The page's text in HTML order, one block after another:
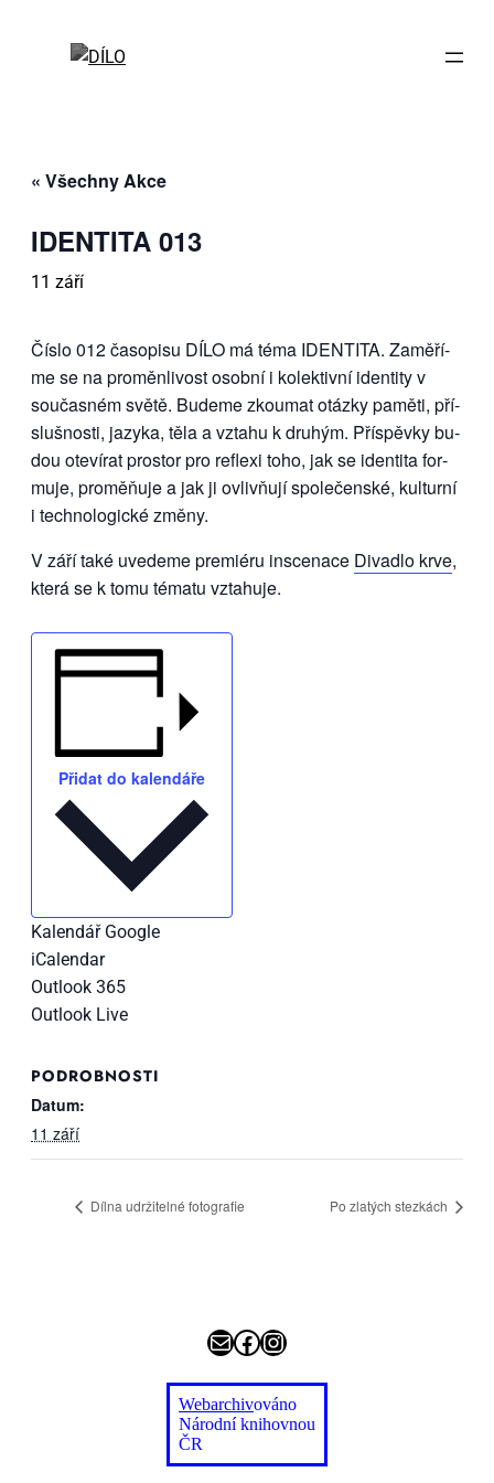
« Všechny Akce
IDEN­TI­TA 013
11 září
Čís­lo 012 ča­so­pi­su DÍ­LO má té­ma IDEN­TI­TA. Za­mě­ří­
me se na pro­měn­li­vost osob­ní i ko­lek­tiv­ní iden­ti­ty v
sou­čas­ném svě­tě. Bu­de­me zkou­mat otáz­ky pa­mě­ti, pří­
sluš­nos­ti, ja­zy­ka, tě­la a vzta­hu k dru­hým. Pří­spěv­ky bu­
dou ote­ví­rat pro­stor pro re­fle­xi to­ho, jak se iden­ti­ta for­
mu­je, pro­mě­ňu­je a jak ji ovliv­ňu­jí spo­le­čen­ské, kul­tur­ní
i tech­no­lo­gic­ké změ­ny.
V zá­ří ta­ké uve­de­me pre­mi­é­ru in­sce­na­ce Di­va­dlo kr­ve,
kte­rá se k to­mu té­ma­tu vzta­hu­je.
Přidat do kalendáře
Kalendář Google
iCalendar
Outlook 365
Outlook Live
PODROBNOSTI
Datum:
11 září
Díl­na udr­ži­tel­né fo­to­gra­fie Po zla­tých stez­kách
E-mailFacebook
Instagram
Webarchivováno
Národní knihovnou
ČR